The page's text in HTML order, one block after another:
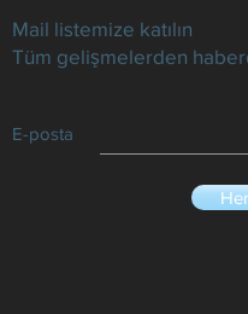
Mail listemize katılın
Tüm gelişmelerden
E-posta